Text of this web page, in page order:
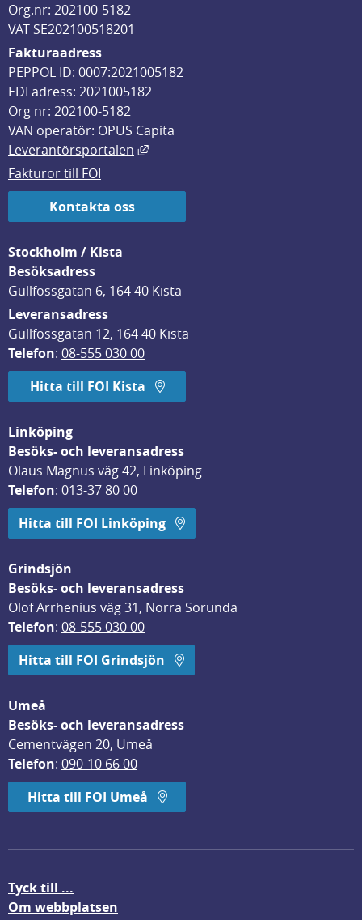
Org.nr: 202100-5182
VAT SE202100518201
Fakturaadress
PEPPOL ID: 0007:2021005182
EDI adress: 2021005182
Org nr: 202100-5182
VAN operatör: OPUS Capita
Leverantörsportalen
Länk till annan webbplats, öppnas
Fakturor till FOI
Kontakta oss
Stockholm / Kista
Besöksadress
Gullfossgatan 6, 164 40 Kista
Leveransadress
Gullfossgatan 12, 164 40 Kista
Telefon: 08-555 030 00
Hitta till FOI Kista
Linköping
Besöks- och leveransadress
Olaus Magnus väg 42, Linköping
Telefon: 013-37 80 00
Hitta till FOI Linköping
Grindsjön
Besöks- och leveransadress
Olof Arrhenius väg 31, Norra Sorunda
Telefon: 08-555 030 00
Hitta till FOI Grindsjön
Umeå
Besöks- och leveransadress
Cementvägen 20, Umeå
Telefon: 090-10 66 00
Hitta till FOI Umeå
Tyck till ...
Om webbplatsen